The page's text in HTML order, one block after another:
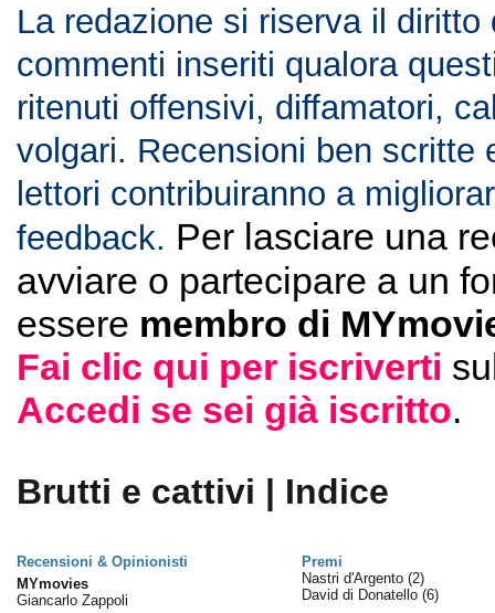
La redazione si riserva il diritto
commenti inseriti qualora
ritenuti offensivi, diffamatori,
volgari. Recensioni ben scritte
lettori contribuiranno a
feedback. Per lasciare una
avviare o partecipare a un
essere membro di
Fai clic qui per iscriverti
Accedi se sei già iscritto.
Brutti e cattivi | Indice
Recensioni & Opinionisti
Premi
MYmovies
Giancarlo Zappoli
Nastri d'Argento (2)
David di Donatello (6)